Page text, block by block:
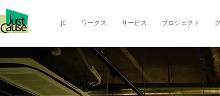
JC ワークス サービス プロジェクト